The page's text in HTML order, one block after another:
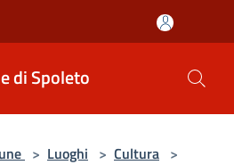
di Spoleto
> Luoghi > Cultura >